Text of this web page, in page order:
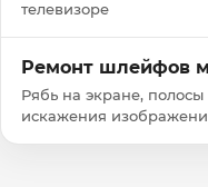
телевизоре
Ремонт шлейфов
Рябь на экране, полосы
искажения